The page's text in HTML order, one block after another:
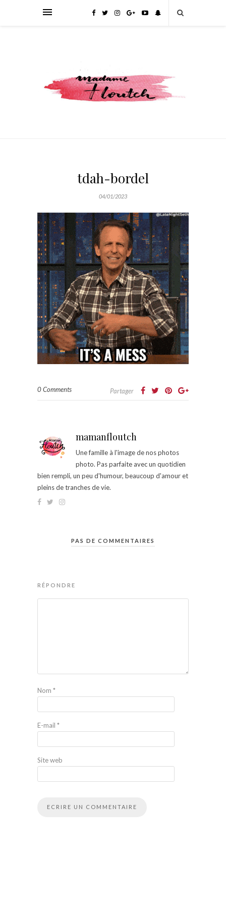
tdah-bordel
04/01/2023
0 Comments Partager
mamanfloutch
Une famille à l'image de nos photos
photo. Pas parfaite avec un quotidien
bien rempli, un peu d'humour, beaucoup d'amour et
pleins de tranches de vie.
PAS DE COMMENTAIRES
RÉPONDRE
Nom *
E-mail *
Site web